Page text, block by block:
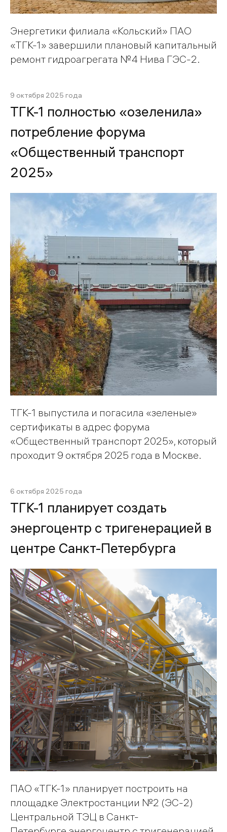
Энергетики филиала «Кольский» ПАО
«ТГК-1» завершили плановый капитальный
ремонт гидроагрегата №4 Нива ГЭС-2.
9 октября 2025 года
ТГК-1 полностью «озеленила»
потребление форума
«Общественный транспорт
2025»
ТГК-1 выпустила и погасила «зеленые»
сертификаты в адрес форума
«Общественный транспорт 2025», который
проходит 9 октября 2025 года в Москве.
6 октября 2025 года
ТГК-1 планирует создать
энергоцентр с тригенерацией в
центре Санкт-Петербурга
ПАО «ТГК-1» планирует построить на
площадке Электростанции №2 (ЭС-2)
Центральной ТЭЦ в Санкт-